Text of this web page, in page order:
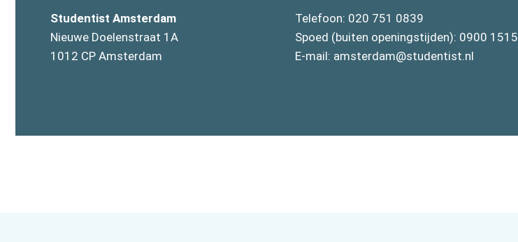
Studentist Amsterdam
Nieuwe Doelenstraat 1A
1012 CP Amsterdam
Telefoon: 020 751 0839
Spoed (buiten openingstijden): 0900 1515
E-mail: amsterdam@studentist.nl